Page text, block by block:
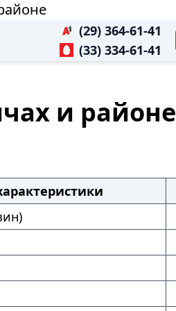
(29) 364-61-41
(33) 334-61-41
и районе